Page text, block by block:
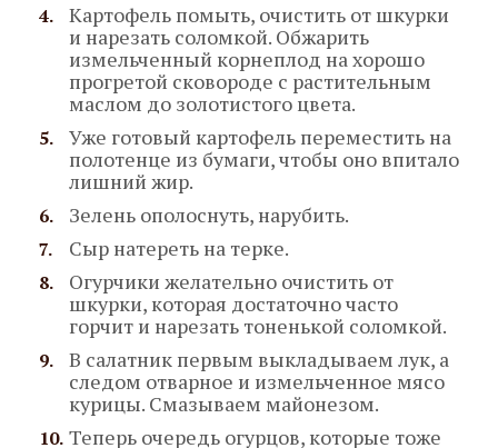
Картофель помыть, очистить от шкурки
и нарезать соломкой. Обжарить
измельченный корнеплод на хорошо
прогретой сковороде с растительным
маслом до золотистого цвета.
Уже готовый картофель переместить на
полотенце из бумаги, чтобы оно впитало
лишний жир.
Зелень ополоснуть, нарубить.
Сыр натереть на терке.
Огурчики желательно очистить от
шкурки, которая достаточно часто
горчит и нарезать тоненькой соломкой.
В салатник первым выкладываем лук, а
следом отварное и измельченное мясо
курицы. Смазываем майонезом.
Теперь очередь огурцов, которые тоже